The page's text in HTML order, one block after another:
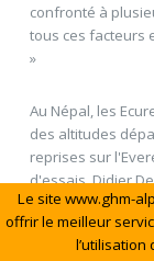
confronté à
tous ces facteurs
»
Au Népal, les
des altitudes
reprises sur
d'essais, Didier
sièges des
limitée de
pilotés par les
Le site www.ghm-
offrir le meilleur
l’utilisation